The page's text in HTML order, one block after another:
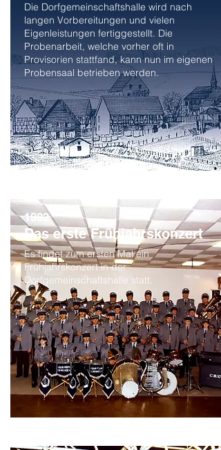
Die Dorfgemeinschaftshalle wird nach
langen Vorbereitungen und vielen
Eigenleistungen fertiggestellt. Die
Probenarbeit, welche vorher oft in
Provisorien stattfand, kann nun im eigenen
Probensaal betrieben werden.
Das erste Frühjahrskonzert
Es findet zum ersten Mal ein
Frühjahrskonzert in der
Dorfgemeinschaftshalle statt.
1982